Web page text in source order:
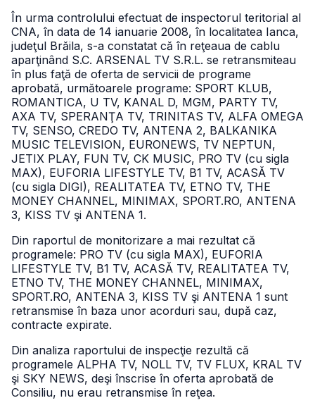
În urma controlului efectuat de inspectorul teritorial al
CNA, în data de 14 ianuarie 2008, în localitatea Ianca,
judeţul Brăila, s-a constatat că în reţeaua de cablu
aparţinând S.C. ARSENAL TV S.R.L. se retransmiteau
în plus faţă de oferta de servicii de programe
aprobată, următoarele programe: SPORT KLUB,
ROMANTICA, U TV, KANAL D, MGM, PARTY TV,
AXA TV, SPERANŢA TV, TRINITAS TV, ALFA OMEGA
TV, SENSO, CREDO TV, ANTENA 2, BALKANIKA
MUSIC TELEVISION, EURONEWS, TV NEPTUN,
JETIX PLAY, FUN TV, CK MUSIC, PRO TV (cu sigla
MAX), EUFORIA LIFESTYLE TV, B1 TV, ACASĂ TV
(cu sigla DIGI), REALITATEA TV, ETNO TV, THE
MONEY CHANNEL, MINIMAX, SPORT.RO, ANTENA
3, KISS TV şi ANTENA 1.
Din raportul de monitorizare a mai rezultat că
programele: PRO TV (cu sigla MAX), EUFORIA
LIFESTYLE TV, B1 TV, ACASĂ TV, REALITATEA TV,
ETNO TV, THE MONEY CHANNEL, MINIMAX,
SPORT.RO, ANTENA 3, KISS TV şi ANTENA 1 sunt
retransmise în baza unor acorduri sau, după caz,
contracte expirate.
Din analiza raportului de inspecţie rezultă că
programele ALPHA TV, NOLL TV, TV FLUX, KRAL TV
şi SKY NEWS, deşi înscrise în oferta aprobată de
Consiliu, nu erau retransmise în reţea.